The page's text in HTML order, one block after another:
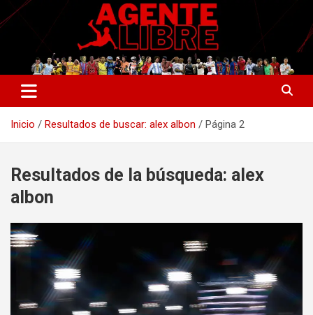
Saltar
al
Agente Libre Digital
La nueva generación del periodismo deportivo.
Inicio Resultados de buscar: alex albon Página 2
Resultados de la búsqueda: alex
albon